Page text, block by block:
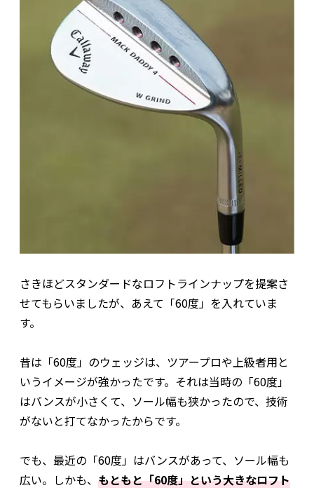
さきほどスタンダードなロフトラインナップを提案さ
せてもらいましたが、あえて「60度」を入れていま
す。
昔は「60度」のウェッジは、ツアープロや上級者用と
いうイメージが強かったです。それは当時の「60度」
はバンスが小さくて、ソール幅も狭かったので、技術
がないと打てなかったからです。
でも、最近の「60度」はバンスがあって、ソール幅も
広い。しかも、 もともと「60度」という大きなロフト